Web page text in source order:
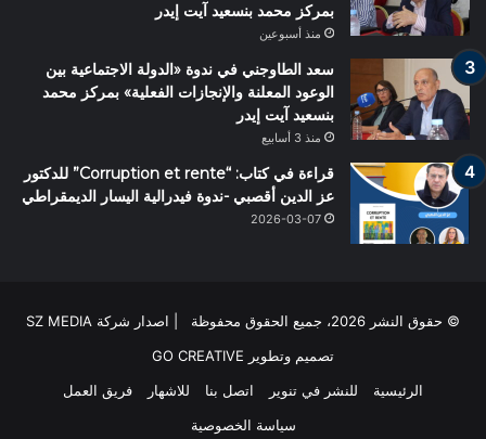
بمركز محمد بنسعيد آيت إيدر
منذ أسبوعين
سعد الطاوجني في ندوة «الدولة الاجتماعية بين
الوعود المعلنة والإنجازات الفعلية» بمركز محمد
بنسعيد آيت إيدر
منذ 3 أسابيع
قراءة في كتاب: “Corruption et rente” للدكتور
عز الدين أقصبي -ندوة فيدرالية اليسار الديمقراطي
2026-03-07
© حقوق النشر 2026، جميع الحقوق محفوظة | اصدار شركة SZ MEDIA
تصميم وتطوير GO CREATIVE
الرئيسية
للنشر في تنوير اتصل بنا للاشهار
فريق العمل
سياسة الخصوصية